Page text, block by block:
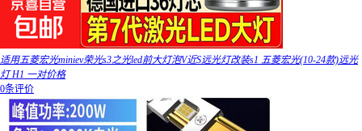
适用五菱宏光miniev荣光s3之光led前大灯泡V近S远光灯改装s1 五菱宏光(10-24款)远光
灯 H1 一对价格
0条评价